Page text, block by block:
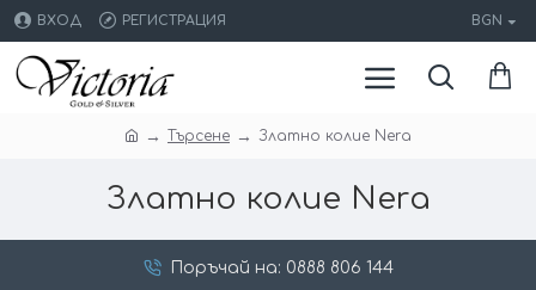
ВХОД РЕГИСТРАЦИЯ BGN
Търсене Златно колие Nera
Златно колие Nera
Поръчай на: 0888 806 144